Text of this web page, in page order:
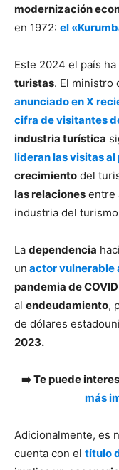
modernización
en 1972: el «
Este 2024 el país
turistas. El ministro
anunciado en X
cifra de visitantes
industria turística
lideran las visitas al
crecimiento del
las relaciones entre
industria del
La dependencia
un actor vulnerable
pandemia de
al endeudamiento,
de dólares
2023.
➡️ Te puede
más
Adicionalmente, es
cuenta con el título